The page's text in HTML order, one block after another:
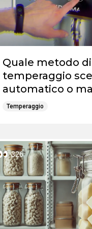
Quale metodo di
temperaggio
automatico o
Temperaggio
326